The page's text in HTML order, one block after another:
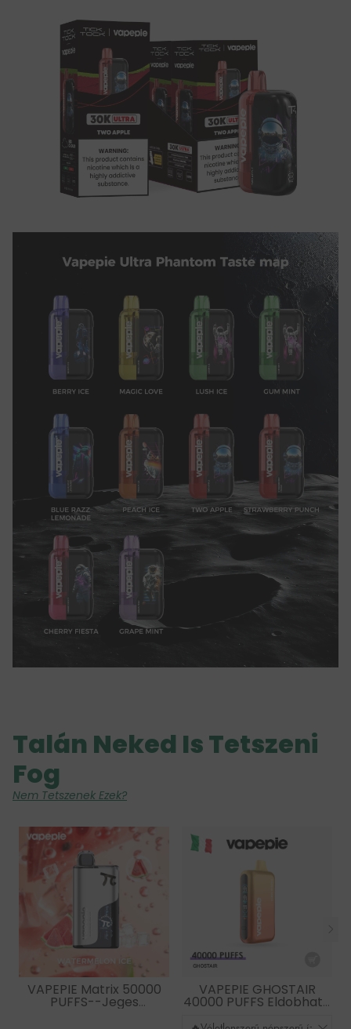
Talán Neked Is Tetszeni
Fog
Nem Tetszenek Ezek?
VAPEPIE Matrix 50000
PUFFS--Jeges
görögdinnye
VAPEPIE GHOSTAIR
40000 PUFFS Eldobható